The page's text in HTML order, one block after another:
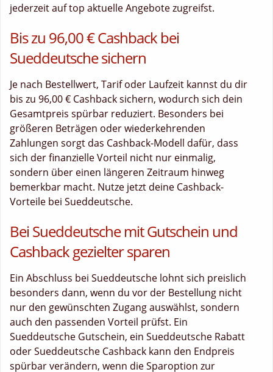
jederzeit auf top aktuelle Angebote zugreifst.
Bis zu 96,00 € Cashback bei
Sueddeutsche sichern
Je nach Bestellwert, Tarif oder Laufzeit kannst du dir
bis zu 96,00 € Cashback sichern, wodurch sich dein
Gesamtpreis spürbar reduziert. Besonders bei
größeren Beträgen oder wiederkehrenden
Zahlungen sorgt das Cashback-Modell dafür, dass
sich der finanzielle Vorteil nicht nur einmalig,
sondern über einen längeren Zeitraum hinweg
bemerkbar macht. Nutze jetzt deine Cashback-
Vorteile bei Sueddeutsche.
Bei Sueddeutsche mit Gutschein und
Cashback gezielter sparen
Ein Abschluss bei Sueddeutsche lohnt sich preislich
besonders dann, wenn du vor der Bestellung nicht
nur den gewünschten Zugang auswählst, sondern
auch den passenden Vorteil prüfst. Ein
Sueddeutsche Gutschein, ein Sueddeutsche Rabatt
oder Sueddeutsche Cashback kann den Endpreis
spürbar verändern, wenn die Sparoption zur